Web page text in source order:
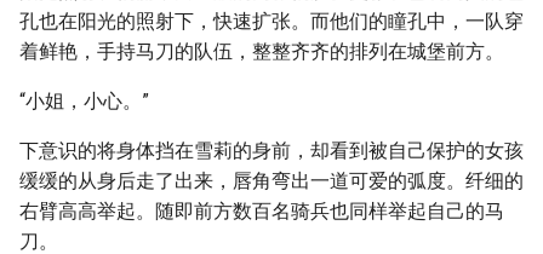
孔也在阳光的照射下，快速扩张。而他们的瞳孔中，一队穿
着鲜艳，手持马刀的队伍，整整齐齐的排列在城堡前方。
“小姐，小心。”
下意识的将身体挡在雪莉的身前，却看到被自己保护的女孩
缓缓的从身后走了出来，唇角弯出一道可爱的弧度。纤细的
右臂高高举起。随即前方数百名骑兵也同样举起自己的马
刀。